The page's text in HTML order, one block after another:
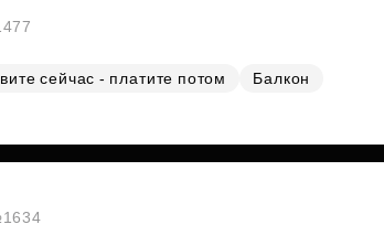
сейчас - платите потом
Балкон